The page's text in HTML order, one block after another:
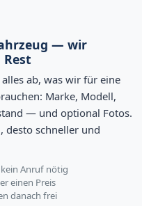
— wir
ab, was wir für eine
Marke, Modell,
— und optional Fotos.
desto schneller und
Anruf nötig
einen Preis
danach frei